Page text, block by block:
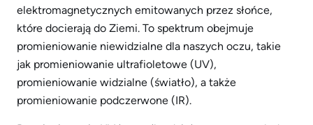
elektromagnetycznych emitowanych przez słońce,
które docierają do Ziemi. To spektrum obejmuje
promieniowanie niewidzialne dla naszych oczu, takie
jak promieniowanie ultrafioletowe (UV),
promieniowanie widzialne (światło), a także
promieniowanie podczerwone (IR).